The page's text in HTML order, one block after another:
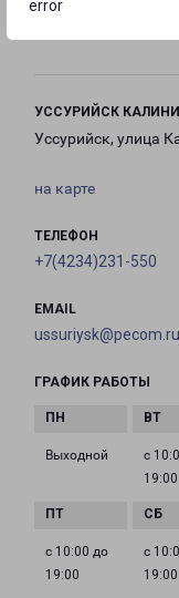
errorс 09:00 до
УССУРИЙСК
Уссурийск, улица
на карте
ТЕЛЕФОН
+7(4234)231-550
EMAIL
ussuriysk@pecom.ru
ГРАФИК РАБОТЫ
Выходной
с
19:00
с 10:00 до
19:00
с
19:00